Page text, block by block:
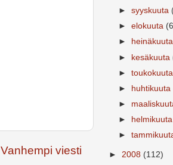
Vanhempi viesti
►syyskuuta
►elokuuta
►
heinäkuuta
► kesäkuuta
►toukokuuta
►
huhtikuuta
►
►
helmikuuta
►
► 2008 (112)